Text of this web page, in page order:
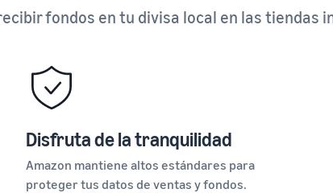
fondos en tu divisa local en las tiendas
Disfruta de la tranquilidad
Amazon mantiene altos estándares para
proteger tus datos de ventas y fondos.